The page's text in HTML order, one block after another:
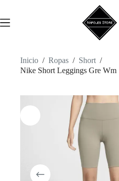
contenido
Inicio / Ropas / Short /
Nike Short Leggings Gre Wm